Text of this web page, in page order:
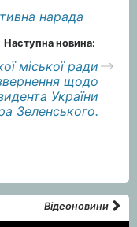
нарада
Наступна новина:
міської ради
щодо
України
Зеленського.
Відеоновини